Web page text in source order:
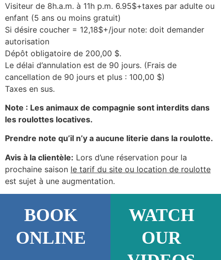
Visiteur de 8h.a.m. à 11h p.m. 6.95$+taxes par adulte ou
enfant (5 ans ou moins gratuit)
Si désire coucher = 12,18$+/jour note: doit demander
autorisation
Dépôt obligatoire de 200,00 $.
Le délai d’annulation est de 90 jours. (Frais de
cancellation de 90 jours et plus : 100,00 $)
Taxes en sus.
Note : Les animaux de compagnie sont interdits dans
les roulottes locatives.
Prendre note qu’il n’y a aucune literie dans la roulotte.
Avis à la clientèle: Lors d’une réservation pour la
prochaine saison le tarif du site ou location de roulotte
est sujet à une augmentation.
BOOK
ONLINE
WATCH
OUR